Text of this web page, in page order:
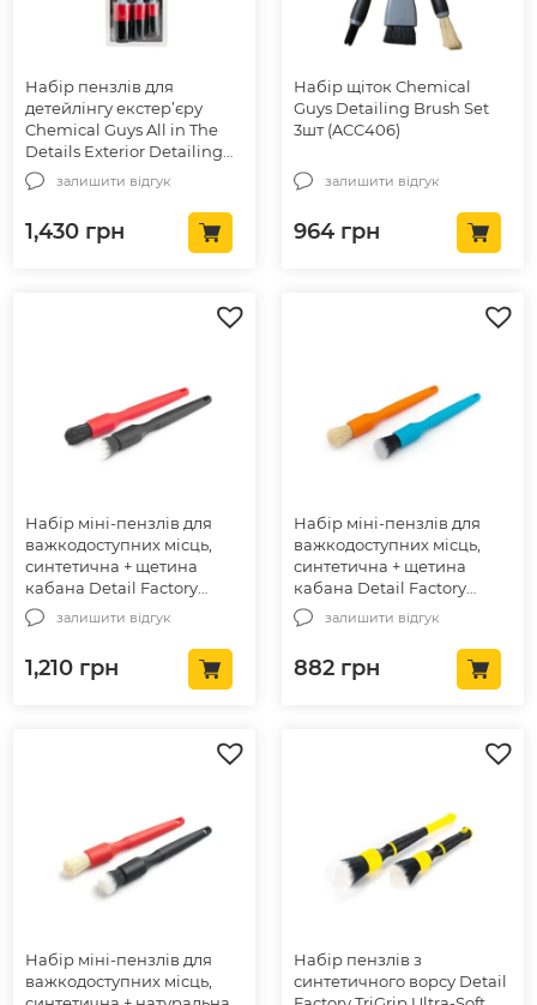
Набір пензлів для
детейлінгу екстер’єру
Chemical Guys All in The
Details Exterior Detailing
Brushes 3шт. (ACC601)
залишити відгук
1,430 грн
Набір щіток Chemical
Guys Detailing Brush Set
3шт (ACC406)
залишити відгук
964 грн
Набір міні-пензлів для
важкодоступних місць,
синтетична + щетина
кабана Detail Factory
Crevice Mini-Brush Set
(DEF-R4427)
залишити відгук
1,210 грн
Набір міні-пензлів для
важкодоступних місць,
синтетична + щетина
кабана Detail Factory
Detail Factory Crevice Mini-
Brush Set (DEF-1049)
залишити відгук
882 грн
Набір міні-пензлів для
важкодоступних місць,
Набір пензлів з
синтетичного ворсу Detail